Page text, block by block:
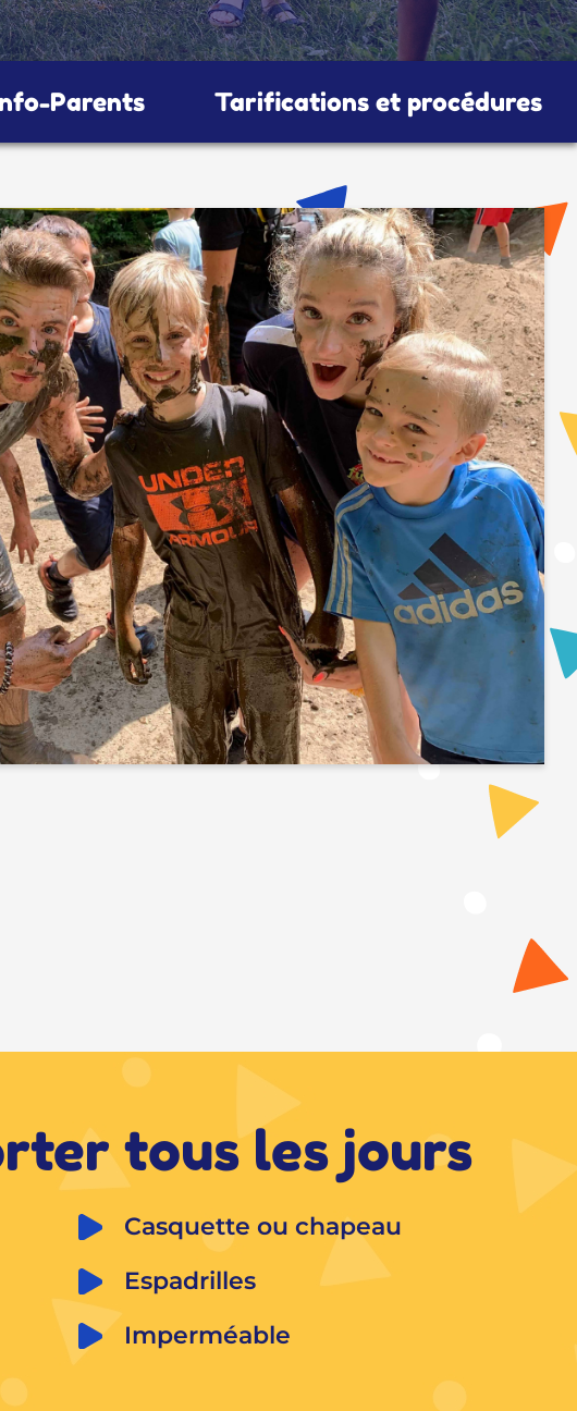
Parents Tarifications et procédures
tous les jours
Casquette ou chapeau
Espadrilles
Imperméable